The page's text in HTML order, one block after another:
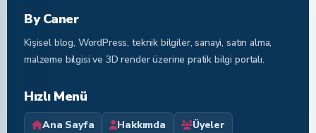
By Caner
Kişisel blog, WordPress, teknik bilgiler, sanayi, satın alma,
malzeme bilgisi ve 3D render üzerine pratik bilgi portalı.
Hızlı Menü
Ana Sayfa Hakkımda
Üyeler